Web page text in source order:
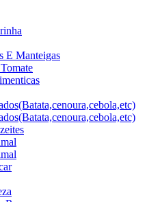
E Manteigas